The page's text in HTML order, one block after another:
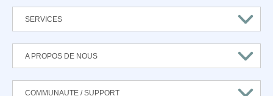
SERVICES
A PROPOS DE NOUS
COMMUNAUTE / SUPPORT